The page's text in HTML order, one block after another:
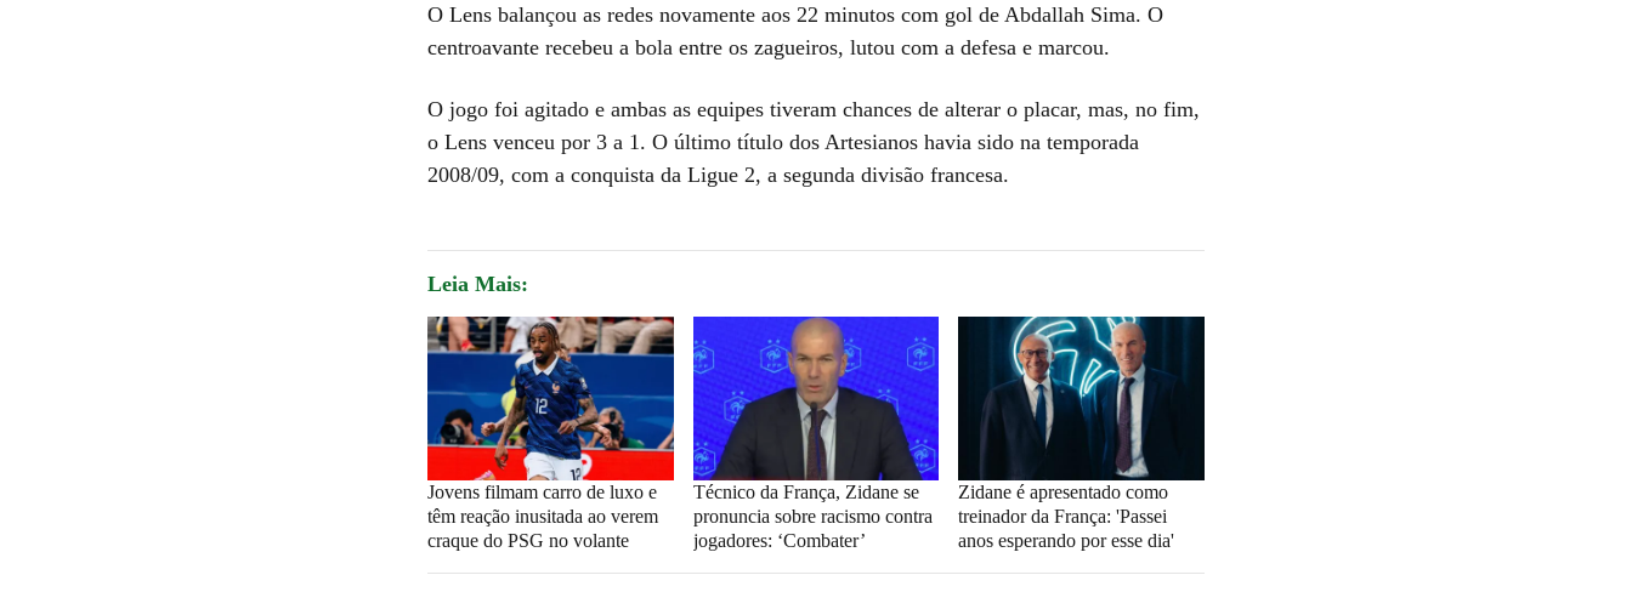
O Lens balançou as redes novamente aos 22 minutos com gol de Abdallah Sima. O
centroavante recebeu a bola entre os zagueiros, lutou com a defesa e marcou.
O jogo foi agitado e ambas as equipes tiveram chances de alterar o placar, mas, no fim,
o Lens venceu por 3 a 1. O último título dos Artesianos havia sido na temporada
2008/09, com a conquista da Ligue 2, a segunda divisão francesa.
Leia Mais:
Jovens filmam carro de luxo e
têm reação inusitada ao verem
craque do PSG no volante
Técnico da França, Zidane se
pronuncia sobre racismo contra
jogadores: ‘Combater’
Zidane é apresentado como
treinador da França: 'Passei
anos esperando por esse dia'